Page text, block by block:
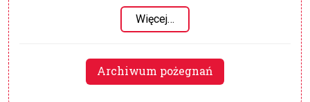
Więcej…
Archiwum pożegnań